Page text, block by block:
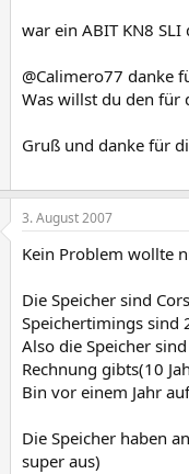
war ein ABIT KN8
@Calimero77 danke
Was willst du den für
Gruß und danke für
3. August 2007
Kein Problem wollte
Die Speicher sind
Speichertimings sind
Also die Speicher
Rechnung gibts(10
Bin vor einem Jahr
Die Speicher haben
super aus)